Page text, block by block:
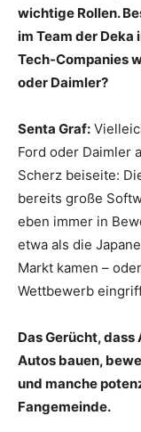
wichtige Rollen.
im Team der
Tech-Companies
oder Daimler?
Senta Graf:
Ford oder Daimler
Scherz beiseite:
bereits große
eben immer in
etwa als die
Markt kamen –
Wettbewerb
Das Gerücht, dass
Autos bauen,
und manche
Fangemeinde.